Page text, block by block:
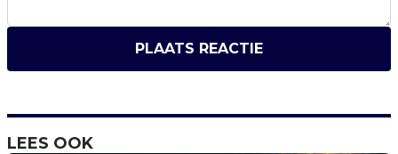
PLAATS REACTIE
LEES OOK